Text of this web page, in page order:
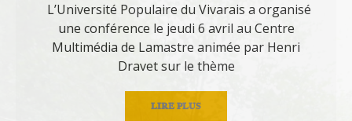
L’Université Populaire du Vivarais a organisé
une conférence le jeudi 6 avril au Centre
Multimédia de Lamastre animée par Henri
Dravet sur le thème
LIRE PLUS